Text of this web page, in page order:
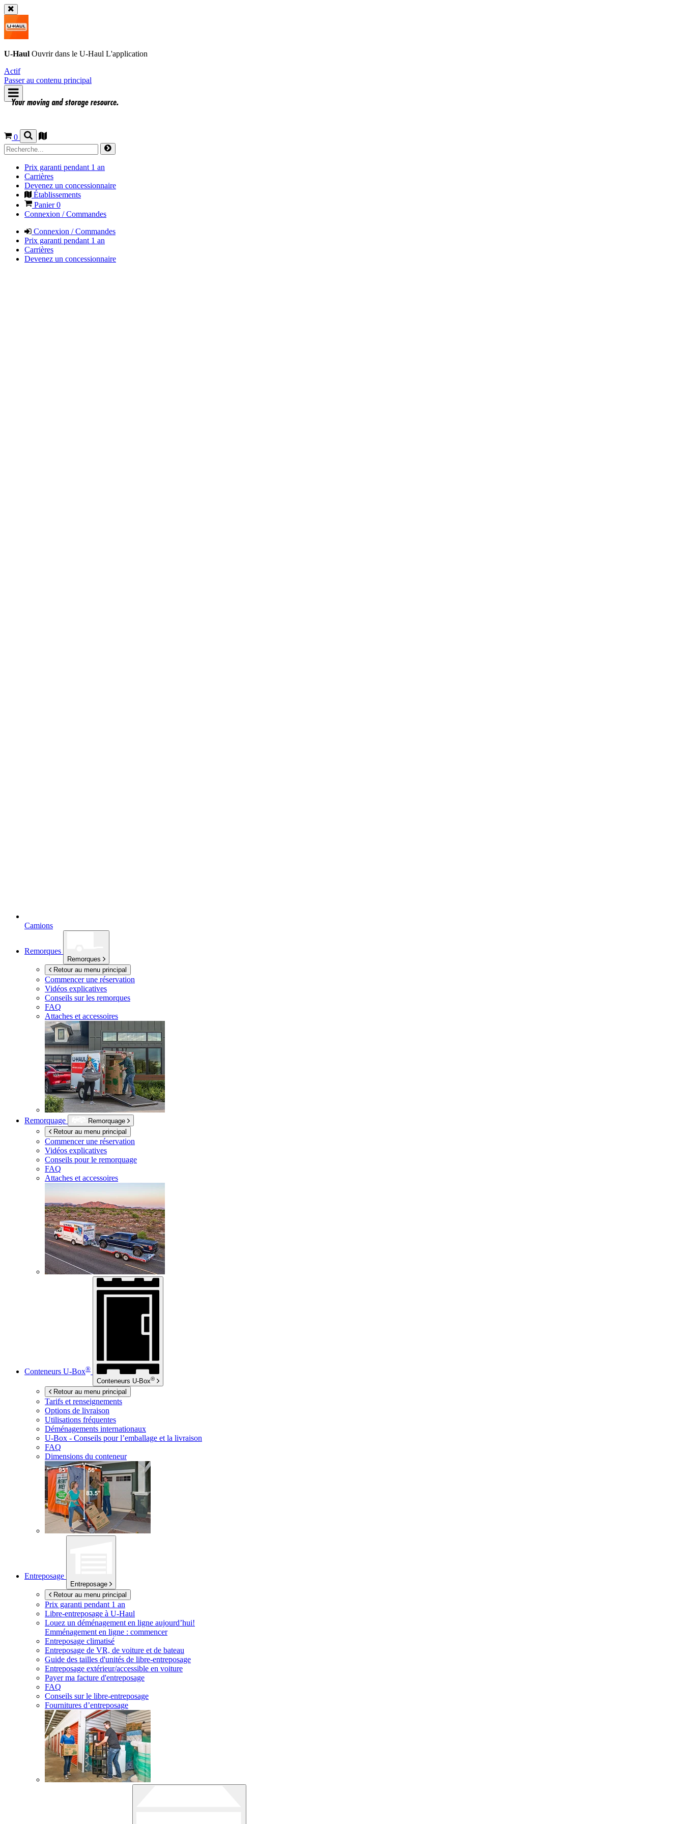
U-Haul Ouvrir dans le U-Haul L'application
Actif
Passer au contenu principal
0
Prix garanti pendant 1 an
Carrières
Devenez un concessionnaire
Établissements
Panier0
Connexion / Commandes
Connexion / Commandes
Prix garanti pendant 1 an
Carrières
Devenez un concessionnaire
Camions
Remorques
Remorques
Retour au menu principal
Commencer une réservation
Vidéos explicatives
Conseils sur les remorques
FAQ
Attaches et accessoires
Remorquage
Remorquage
Retour au menu principal
Commencer une réservation
Vidéos explicatives
Conseils pour le remorquage
FAQ
Attaches et accessoires
Conteneurs U-Box®
Conteneurs U-Box®
Retour au menu principal
Tarifs et renseignements
Options de livraison
Utilisations fréquentes
Déménagements internationaux
U-Box - Conseils pour l’emballage et la livraison
FAQ
Dimensions du conteneur
Entreposage
Entreposage
Retour au menu principal
Prix garanti pendant 1 an
Libre-entreposage à U-Haul
Louez un déménagement en ligne aujourd’hui!
Emménagement en ligne : commencer
Entreposage climatisé
Entreposage de VR, de voiture et de bateau
Guide des tailles d'unités de libre-entreposage
Entreposage extérieur/accessible en voiture
Payer ma facture d'entreposage
FAQ
Conseils sur le libre-entreposage
Fournitures d’entreposage